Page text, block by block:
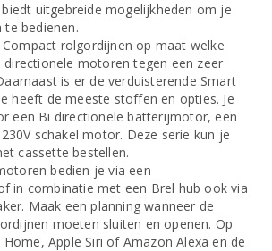
uitgebreide mogelijkheden om je
bedienen.
rolgordijnen op maat welke
motoren tegen een zeer
is er de verduisterende Smart
heeft de meeste stoffen en opties. Je
een Bi directionele batterijmotor, een
schakel motor. Deze serie kun je
cassette bestellen.
bedien je via een
in combinatie met een Brel hub ook via
Maak een planning wanneer de
moeten sluiten en openen. Op
Apple Siri of Amazon Alexa en de